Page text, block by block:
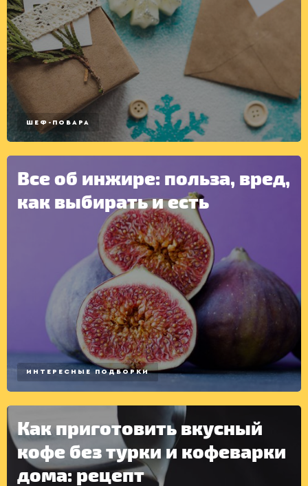
КОНСЕРВАЦИЯ
ШЕФ-ПОВАРА
Все об инжире: польза, вред,
как выбирать и есть
ИНТЕРЕСНЫЕ ПОДБОРКИ
Как приготовить вкусный
кофе без турки и кофеварки
дома: рецепт